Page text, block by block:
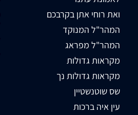
ואת רוחי אתן בקרבכם
המהר"ל המנוקד
המהר"ל מפראג
מקראות גדולות
מקראות גדולות נך
שס שוטנשטיין
עין איה ברכות